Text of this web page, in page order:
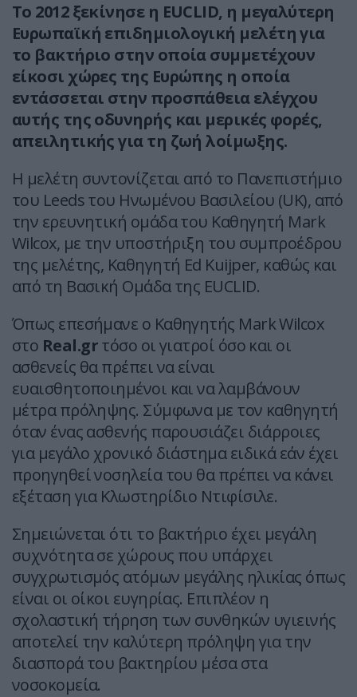
Το 2012 ξεκίνησε η EUCLID, η μεγαλύτερη
Ευρωπαϊκή επιδημιολογική μελέτη για
το βακτήριο στην οποία συμμετέχουν
είκοσι χώρες της Ευρώπης η οποία
εντάσσεται στην προσπάθεια ελέγχου
αυτής της οδυνηρής και μερικές φορές,
απειλητικής για τη ζωή λοίμωξης.
Η μελέτη συντονίζεται από το Πανεπιστήμιο
του Leeds του Ηνωμένου Βασιλείου (UK), από
την ερευνητική ομάδα του Καθηγητή Mark
Wilcox, με την υποστήριξη του συμπροέδρου
της μελέτης, Καθηγητή Ed Kuijper, καθώς και
από τη Βασική Ομάδα της EUCLID.
Όπως επεσήμανε ο Καθηγητής Mark Wilcox
στο Real.grτόσο οι γιατροί όσο και οι
ασθενείς θα πρέπει να είναι
ευαισθητοποιημένοι και να λαμβάνουν
μέτρα πρόληψης. Σύμφωνα με τον καθηγητή
όταν ένας ασθενής παρουσιάζει διάρροιες
για μεγάλο χρονικό διάστημα ειδικά εάν έχει
προηγηθεί νοσηλεία του θα πρέπει να κάνει
εξέταση για Κλωστηρίδιο Ντιφίσιλε.
Σημειώνεται ότι το βακτήριο έχει μεγάλη
συχνότητα σε χώρους που υπάρχει
συγχρωτισμός ατόμων μεγάλης ηλικίας όπως
είναι οι οίκοι ευγηρίας. Επιπλέον η
σχολαστική τήρηση των συνθηκών υγιεινής
αποτελεί την καλύτερη πρόληψη για την
διασπορά του βακτηρίου μέσα στα
νοσοκομεία.